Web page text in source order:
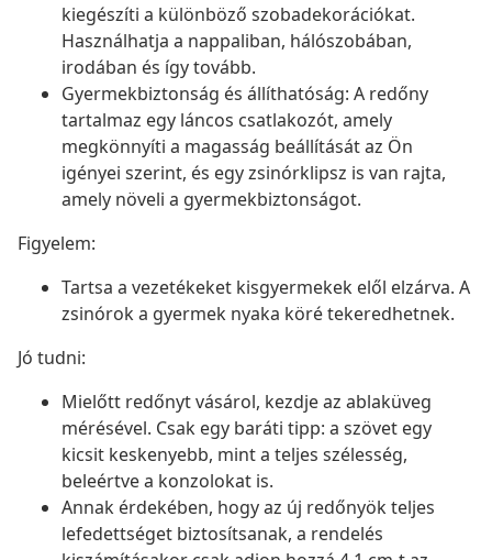
kiegészíti a különböző szobadekorációkat.
Használhatja a nappaliban, hálószobában,
irodában és így tovább.
Gyermekbiztonság és állíthatóság: A redőny
tartalmaz egy láncos csatlakozót, amely
megkönnyíti a magasság beállítását az Ön
igényei szerint, és egy zsinórklipsz is van rajta,
amely növeli a gyermekbiztonságot.
Figyelem:
Tartsa a vezetékeket kisgyermekek elől elzárva. A
zsinórok a gyermek nyaka köré tekeredhetnek.
Jó tudni:
Mielőtt redőnyt vásárol, kezdje az ablaküveg
mérésével. Csak egy baráti tipp: a szövet egy
kicsit keskenyebb, mint a teljes szélesség,
beleértve a konzolokat is.
Annak érdekében, hogy az új redőnyök teljes
lefedettséget biztosítsanak, a rendelés